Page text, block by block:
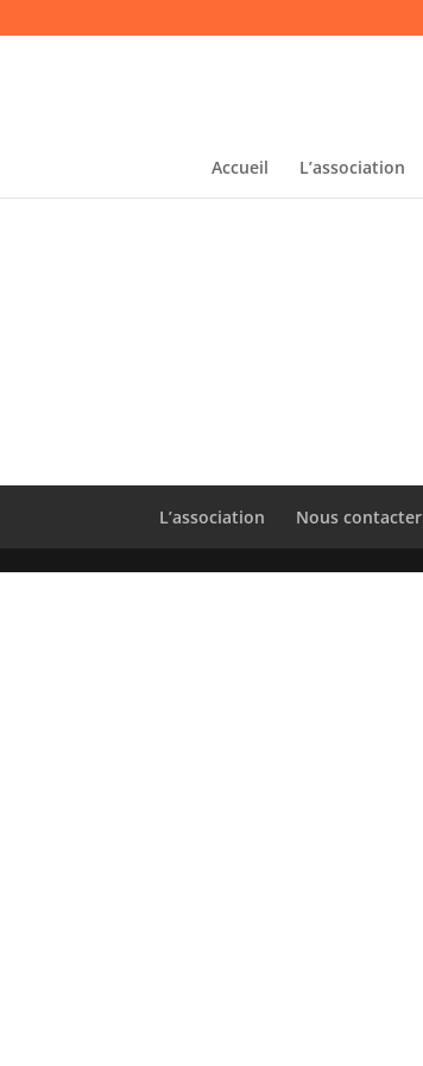
Accueil L’association
L’association Nous contacter